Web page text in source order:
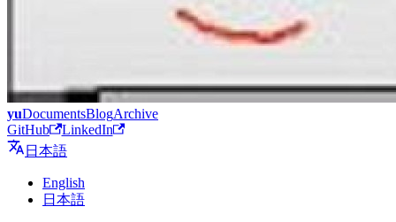
yuDocumentsBlogArchive
GitHub
LinkedIn
日本語
English
日本語